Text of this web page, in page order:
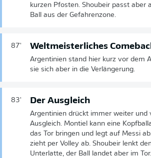
kurzen Pfosten. Shoubeir passt aber
Ball aus der Gefahrenzone.
87' Weltmeisterliches
Argentinien stand hier kurz vor dem
sie sich aber in die Verlängerung.
83' Der Ausgleich
Argentinien drückt immer weiter und
Ausgleich. Montiel kann eine
das Tor bringen und legt auf Messi
zieht per Volley ab. Shoubeir lenkt
Unterlatte, der Ball landet aber im Tor.